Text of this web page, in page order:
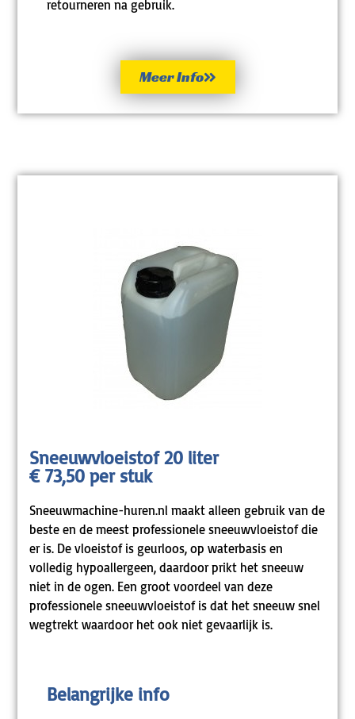
retourneren na gebruik.
Meer Info
Sneeuwvloeistof 20 liter
€ 73,50 per stuk
Sneeuwmachine-huren.nl maakt alleen gebruik van de
beste en de meest professionele sneeuwvloeistof die
er is. De vloeistof is geurloos, op waterbasis en
volledig hypoallergeen, daardoor prikt het sneeuw
niet in de ogen. Een groot voordeel van deze
professionele sneeuwvloeistof is dat het sneeuw snel
wegtrekt waardoor het ook niet gevaarlijk is.
Belangrijke info